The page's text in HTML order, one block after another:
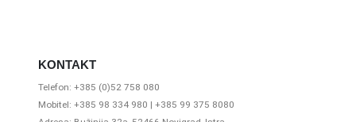
KONTAKT
Telefon: +385 (0)52 758 080
Mobitel: +385 98 334 980 | +385 99 375 8080